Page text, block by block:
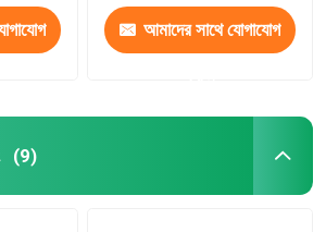
আমাদের সাথে যোগাযোগ
(9)